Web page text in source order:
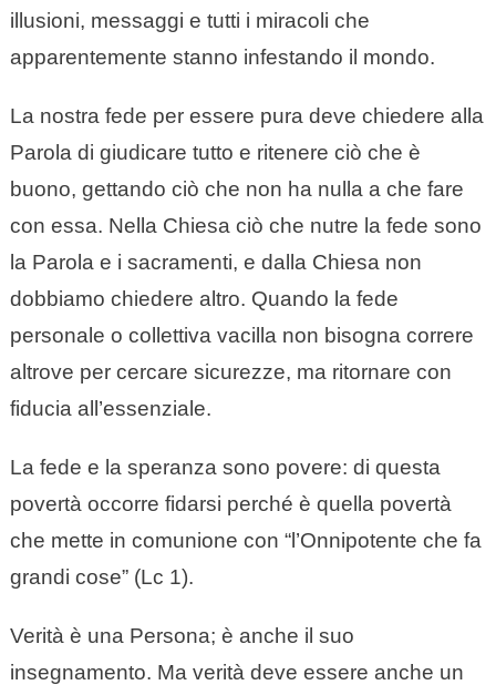
illusioni, messaggi e tutti i miracoli che
apparentemente stanno infestando il mondo.
La nostra fede per essere pura deve chiedere alla
Parola di giudicare tutto e ritenere ciò che è
buono, gettando ciò che non ha nulla a che fare
con essa. Nella Chiesa ciò che nutre la fede sono
la Parola e i sacramenti, e dalla Chiesa non
dobbiamo chiedere altro. Quando la fede
personale o collettiva vacilla non bisogna correre
altrove per cercare sicurezze, ma ritornare con
fiducia all’essenziale.
La fede e la speranza sono povere: di questa
povertà occorre fidarsi perché è quella povertà
che mette in comunione con “l’Onnipotente che fa
grandi cose” (Lc 1).
Verità è una Persona; è anche il suo
insegnamento. Ma verità deve essere anche un